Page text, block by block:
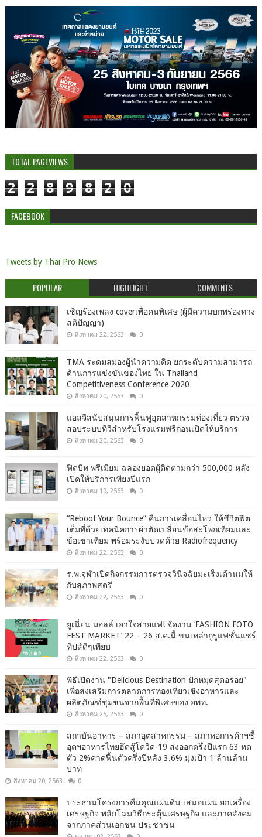
TOTAL PAGEVIEWS
2 2 8 9 8 2 0
FACEBOOK
Tweets by Thai Pro News
POPULAR HIGHLIGHT COMMENTS
เชิญร้องเพลง coverเพื่อคนพิเศษ (ผู้มีความบกพร่องทาง
สติปัญญา)
สิงหาคม 22, 2563 0
TMA ระดมสมองผู้นำความคิด ยกระดับความสามารถ
ด้านการแข่งขันของไทย ใน Thailand
Competitiveness Conference 2020
สิงหาคม 20, 2563 0
แอลจีสนับสนุนการฟื้นฟูอุตสาหกรรมท่องเที่ยว ตรวจ
สอบระบบทีวีสำหรับโรงแรมฟรีก่อนเปิดให้บริการ
สิงหาคม 20, 2563 0
ฟิตบิท พรีเมียม ฉลองยอดผู้ติดตามกว่า 500,000 หลัง
เปิดให้บริการเพียงปีแรก
สิงหาคม 19, 2563 0
“Reboot Your Bounce” คืนการเคลื่อนไหว ให้ชีวิตฟิต
เต็มที่ด้วยเทคนิคการผ่าตัดเปลี่ยนข้อสะโพกเทียมและ
ข้อเข่าเทียม พร้อมระงับปวดด้วย Radiofrequency
สิงหาคม 22, 2563 0
ร.พ.จุฬาเปิดกิจกรรมการตรวจวินิจฉัยมะเร็งเต้านมให้
กับสุภาพสตรี
สิงหาคม 22, 2563 0
ยูเนี่ยน มอลล์ เอาใจสายแฟ! จัดงาน ‘FASHION FOTO
FEST MARKET’ 22 – 26 ส.ค.นี้ ขนเหล่ากูรูแฟชั่นแชร์
ทิปส์ดีๆเพียบ
สิงหาคม 22, 2563 0
พิธีเปิดงาน "Delicious Destination ปักหมุดสุดอร่อย"
เพื่อส่งเสริมการตลาดการท่องเที่ยวเชิงอาหารและ
ผลิตภัณฑ์ชุมชนจากพื้นที่พิเศษของ อพท.
สิงหาคม 25, 2563 0
สถาบันอาหาร – สภาอุตสาหกรรม – สภาหอการค้าฯชี้
อุตฯอาหารไทยฮึดสู้โควิด-19 ส่งออกครึ่งปีแรก 63 หด
ตัว 2%คาดฟื้นตัวครึ่งปีหลัง 3.6% มุ่งเป้า 1 ล้านล้าน
บาท
สิงหาคม 20, 2563 0
ประธานโครงการคืนคุณแผ่นดิน เสนอแผน ยกเครื่อง
เศรษฐกิจ พลิกโฉมวิธีกระตุ้นเศรษฐกิจ และภาคสังคม
จากภาคส่วนเอกชน ประชาชน